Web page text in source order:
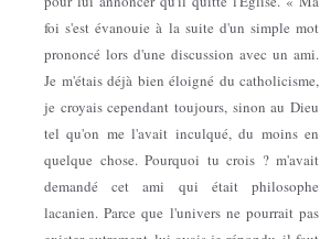
foi s'est évanouie à la suite d'un simple mot
prononcé lors d'une discussion avec un ami.
Je m'étais déjà bien éloigné du catholicisme,
je croyais cependant toujours, sinon au Dieu
tel qu'on me l'avait inculqué, du moins en
quelque chose. Pourquoi tu crois ? m'avait
demandé cet ami qui était philosophe
lacanien. Parce que l'univers ne pourrait pas